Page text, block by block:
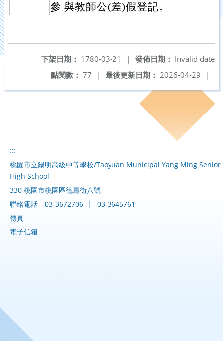
參 與教師公(差)假登記。
發佈日期： Invalid date
下架日期： 1780-03-21
|
最後更新日期： 2026-04-29 |
點閱數： 77 |
:::
桃園市立陽明高級中等學校/Taoyuan Municipal Yang Ming Senior
High School
330 桃園市桃園區德壽街八號
聯絡電話
03-3672706 |
03-3645761
傳真
電子信箱